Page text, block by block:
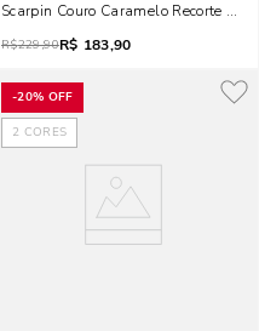
Scarpin Couro Caramelo Recorte
R$229,90R$ 183,90
-20% OFF
2 CORES